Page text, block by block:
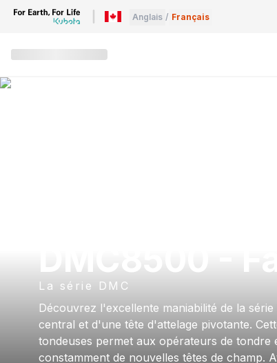
Anglais / Français
DMC8500 -
La série DMC
Découvrez l'excellente maniabilité de la
central et d'une tête d'attelage pivotante.
tondeuses permet aux opérateurs de
constamment de nouvelles têtes de champ.